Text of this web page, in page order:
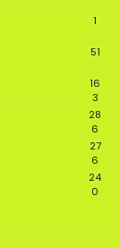
1
51
16
3
28
6
27
6
24
0